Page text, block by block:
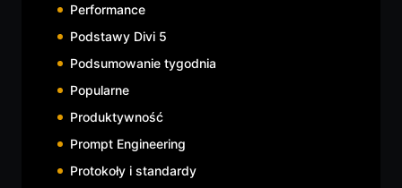
Performance
Podstawy Divi 5
Podsumowanie tygodnia
Popularne
Produktywność
Prompt Engineering
Protokoły i standardy